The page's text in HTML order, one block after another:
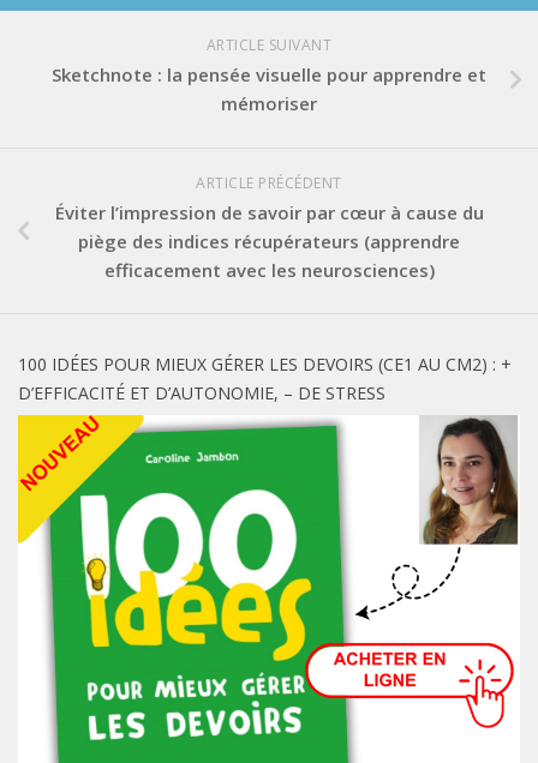
ARTICLE SUIVANT
Sketchnote : la pensée visuelle pour apprendre et
mémoriser
ARTICLE PRÉCÉDENT
Éviter l’impression de savoir par cœur à cause du
piège des indices récupérateurs (apprendre
efficacement avec les neurosciences)
100 IDÉES POUR MIEUX GÉRER LES DEVOIRS (CE1 AU CM2) : +
D’EFFICACITÉ ET D’AUTONOMIE, – DE STRESS